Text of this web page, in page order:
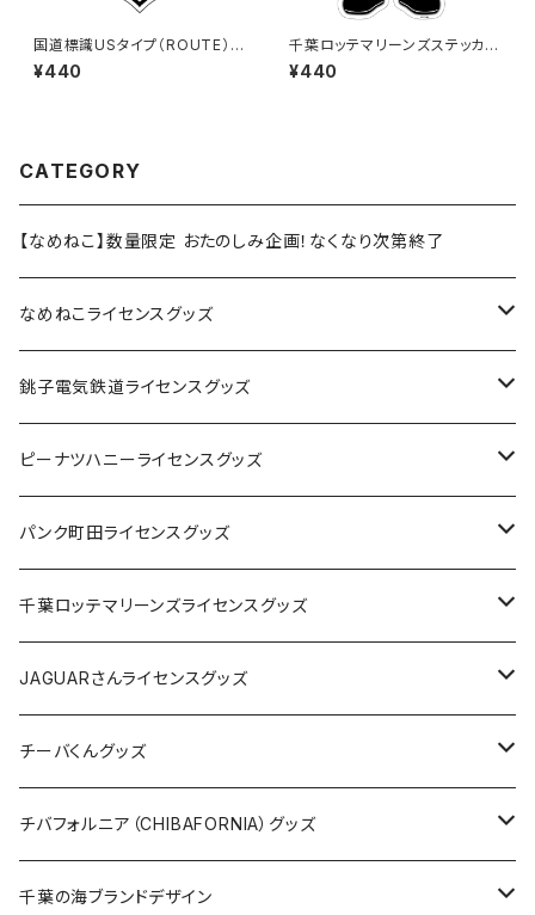
国道標識USタイプ（ROUTE）ス
テッカー 266号線（ホワイト）
¥440
千葉ロッテマリーンズステッカー
13
¥440
CATEGORY
【なめねこ】数量限定 おたのしみ企画！なくなり次第終了
なめねこライセンスグッズ
Tシャツ
キャップ
ステッカー
缶バッジ
ホテルキーホルダー
銚子電気鉄道ライセンスグッズ
ステッカー
缶バッジ
アクリルキーホルダー
ホテルキーホルダー
クリアファイル
Tシャツ
キャップ
ピーナツハニーライセンスグッズ
Tシャツ
キャップ
バッグ
ステッカー
缶バッジ
キーホルダー
パンク町田ライセンスグッズ
Tシャツ
キャップ
バッグ
ステッカー
缶バッジ
千葉ロッテマリーンズライセンスグッズ
ステッカー
ステッカー
ステッカー大
缶バッジ
缶バッジ32mm
缶バッジ54mm
エコバッグ
JAGUARさんコラボグッズ
JAGUARさんライセンスグッズ
Tシャツ
ステッカー
缶バッジ
チーバくんグッズ
Tシャツ
キャップ
チバフォルニア（CHIBAFORNIA）グッズ
Tシャツ
千葉の海ブランドデザイン